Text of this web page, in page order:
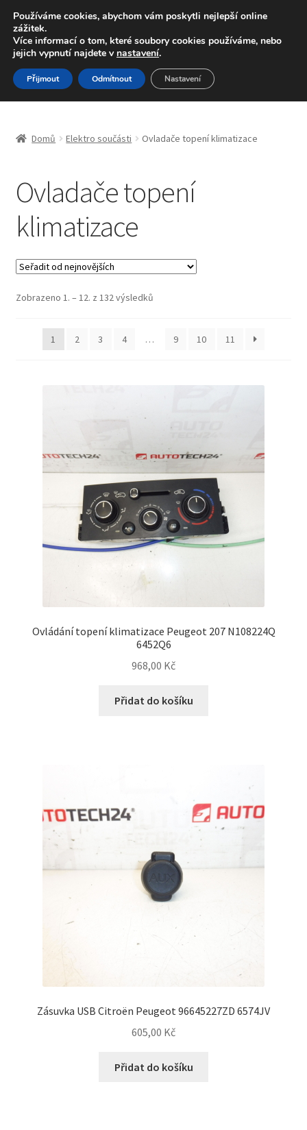
DOPRAVA od 139,-Kč
Volejte po-pá 9-16 704 494 494
Přeskočit
na
navigaci
Přejít
k
obsahu
Celosvětová doprava
Doprava
Kontakt
Košík
Můj účet
Platby
Reklamační formulář
Reklamační řád
Domů Elektro součásti Ovladače topení klimatizace
Ovladače topení
klimatizace
Zobrazeno 1. – 12. z 132 výsledkůSeřazeno
1
2 3 4 … 9 10 11
Ovládání topení klimatizace Peugeot 207 N108224Q
6452Q6
968,00 Kč
Přidat do košíku
Zásuvka USB Citroën Peugeot 96645227ZD 6574JV
605,00 Kč
Přidat do košíku
Používáme cookies, abychom vám poskytli nejlepší online
zážitek.
Více informací o tom, které soubory cookies používáme, nebo
jejich vypnutí najdete v nastavení.
Přijmout Odmítnout Nastavení